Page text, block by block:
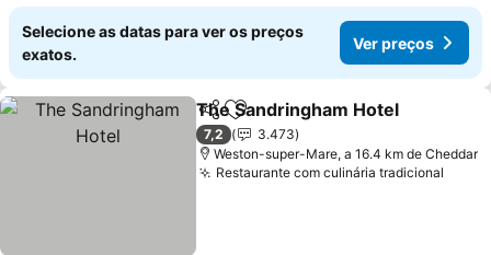
Selecione as datas para ver os preços
exatos.
Ver preços
PartilharAdicionar aos favoritos
The Sandringham Hotel
7,2
3.473
Weston-super-Mare, a 16.4 km de Cheddar
Restaurante com culinária tradicional